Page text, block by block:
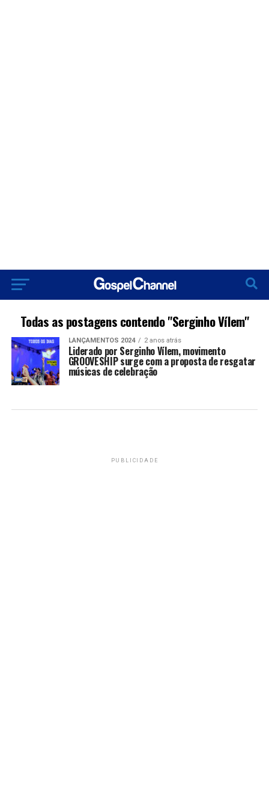
Todas as postagens contendo "Serginho Vílem"
LANÇAMENTOS 2024 2 anos atrás
Liderado por Serginho Vílem, movimento
GROOVESHIP surge com a proposta de resgatar
músicas de celebração
PUBLICIDADE